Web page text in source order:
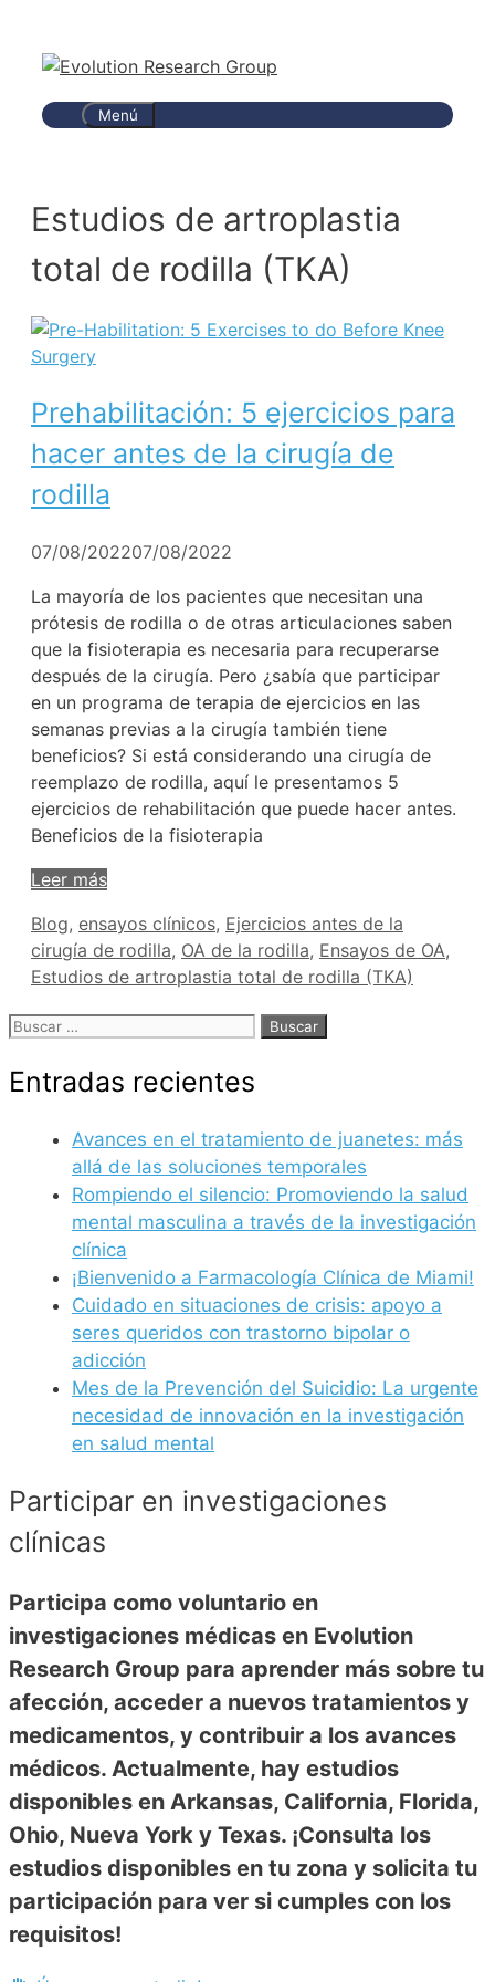
contenido
Menú
Estudios de artroplastia
total de rodilla (TKA)
Prehabilitación: 5 ejercicios para
hacer antes de la cirugía de
rodilla
07/08/202207/08/2022
La mayoría de los pacientes que necesitan una
prótesis de rodilla o de otras articulaciones saben
que la fisioterapia es necesaria para recuperarse
después de la cirugía. Pero ¿sabía que participar
en un programa de terapia de ejercicios en las
semanas previas a la cirugía también tiene
beneficios? Si está considerando una cirugía de
reemplazo de rodilla, aquí le presentamos 5
ejercicios de rehabilitación que puede hacer antes.
Beneficios de la fisioterapia
Leer más
Etiquetas
Blog, ensayos clínicos, Ejercicios antes de la
cirugía de rodilla, OA de la rodilla, Ensayos de OA,
Estudios de artroplastia total de rodilla (TKA)
Buscar:
Entradas recientes
Avances en el tratamiento de juanetes: más
allá de las soluciones temporales
Rompiendo el silencio: Promoviendo la salud
mental masculina a través de la investigación
clínica
¡Bienvenido a Farmacología Clínica de Miami!
Cuidado en situaciones de crisis: apoyo a
seres queridos con trastorno bipolar o
adicción
Mes de la Prevención del Suicidio: La urgente
necesidad de innovación en la investigación
en salud mental
Participar en investigaciones
clínicas
Participa como voluntario en
investigaciones médicas en Evolution
Research Group para aprender más sobre tu
afección, acceder a nuevos tratamientos y
medicamentos, y contribuir a los avances
médicos. Actualmente, hay estudios
disponibles en Arkansas, California, Florida,
Ohio, Nueva York y Texas. ¡Consulta los
estudios disponibles en tu zona y solicita tu
participación para ver si cumples con los
requisitos!